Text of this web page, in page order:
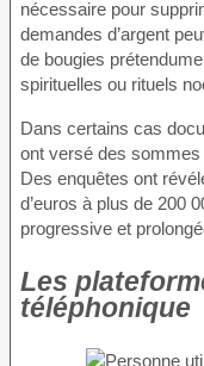
nécessaire pour
demandes d’argent
de bougies
spirituelles ou rituels
Dans certains cas
ont versé des
Des enquêtes ont
d’euros à plus de 200
progressive et
Les
téléphonique